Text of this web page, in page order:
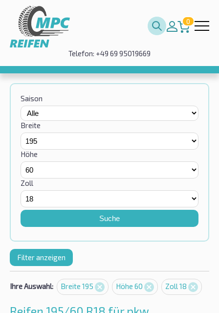
0
Telefon: +49 69 95019669
Saison
Breite
Höhe
Zoll
Suche
Filter anzeigen
Ihre Auswahl: Breite 195 Höhe 60 Zoll 18